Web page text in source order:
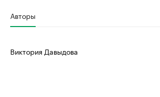
Авторы
Виктория Давыдова